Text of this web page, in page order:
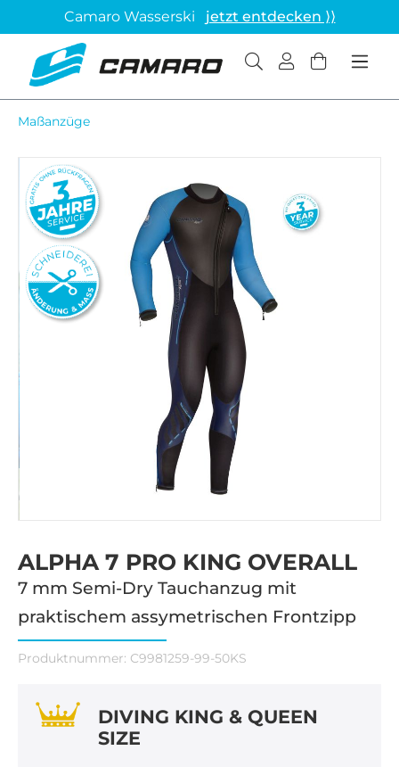
Camaro Wasserski jetzt entdecken ⟩⟩
Maßanzüge
ALPHA 7 PRO KING OVERALL
7 mm Semi-Dry Tauchanzug mit
praktischem assymetrischen Frontzipp
Produktnummer: C9981259-99-50KS
DIVING KING & QUEEN
SIZE